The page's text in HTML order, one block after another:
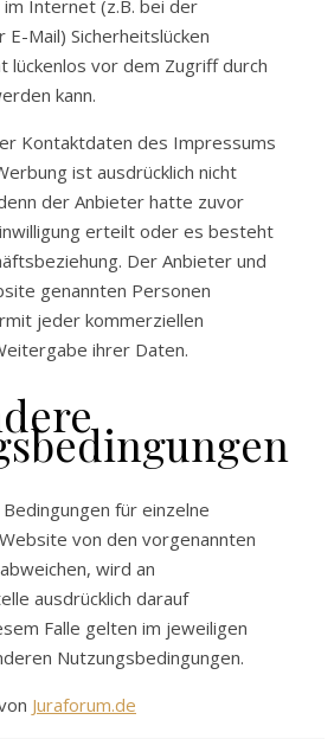
Internet (z.B. bei der
E-Mail) Sicherheitslücken
lückenlos vor dem Zugriff durch
kann.
Kontaktdaten des Impressums
ist ausdrücklich nicht
der Anbieter hatte zuvor
erteilt oder es besteht
Der Anbieter und
genannten Personen
jeder kommerziellen
ihrer Daten.
für einzelne
von den vorgenannten
wird an
ausdrücklich darauf
Falle gelten im jeweiligen
Nutzungsbedingungen.
Juraforum.de